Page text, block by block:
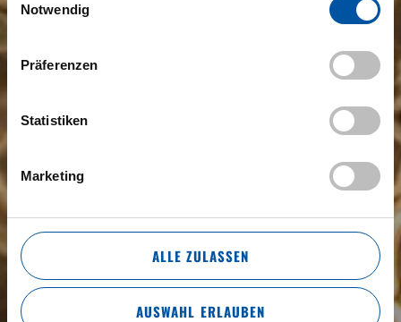
Notwendig
Präferenzen
Statistiken
Marketing
ALLE ZULASSEN
AUSWAHL ERLAUBEN
HERZLICH WILLKOMMEN